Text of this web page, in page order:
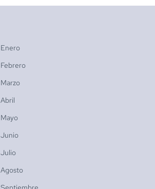
Enero
Febrero
Marzo
Abril
Mayo
Junio
Julio
Agosto